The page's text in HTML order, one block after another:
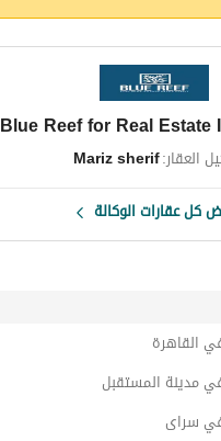
Blue Reef for Real Estate
العقار:Mariz sherif
كل عقارات الوكالة
القاهرة
مدينة المستقبل
في سراى